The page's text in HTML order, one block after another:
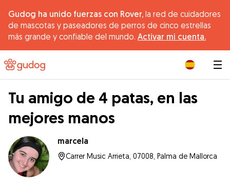
Gudog ha unido fuerzas con Rover, la red de cuidadores
de mascotas y paseadores de perros de cinco estrellas
más grande y confiable del mundo. Activar mi cuenta.
Tu amigo de 4 patas, en las
mejores manos
marcela
Carrer Music Arrieta, 07008, Palma de Mallorca